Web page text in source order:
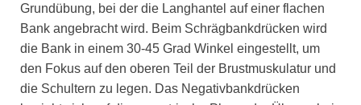
Grundübung, bei der die Langhantel auf einer flachen
Bank angebracht wird. Beim Schrägbankdrücken wird
die Bank in einem 30-45 Grad Winkel eingestellt, um
den Fokus auf den oberen Teil der Brustmuskulatur und
die Schultern zu legen. Das Negativbankdrücken